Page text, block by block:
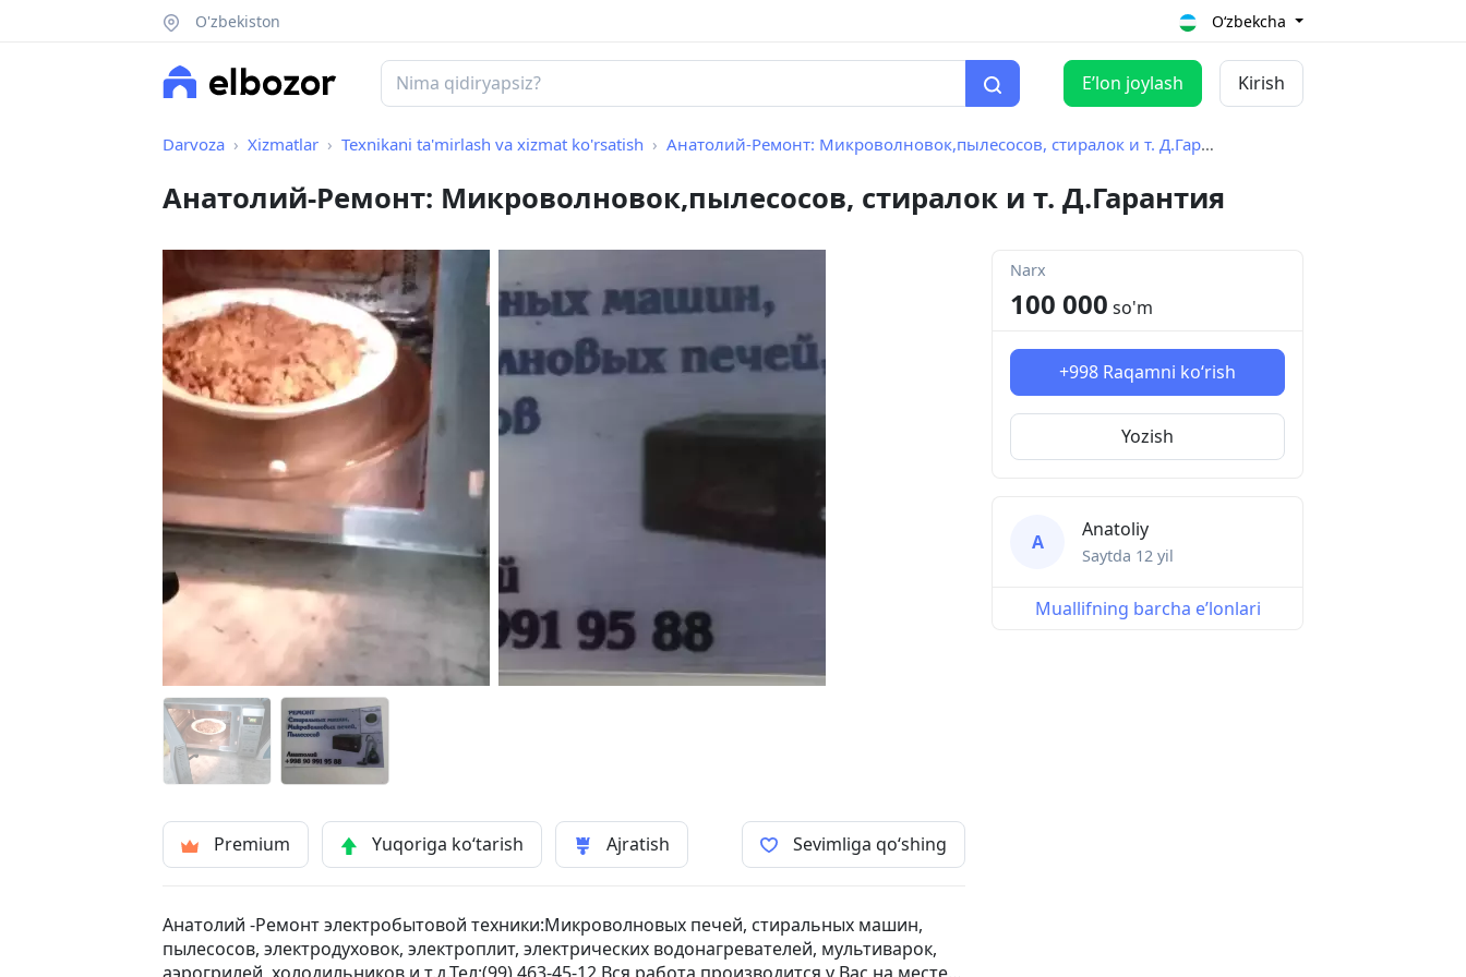
O'zbekiston O‘zbekcha
Eʼlon joylash Kirish
Darvoza Xizmatlar Texnikani ta'mirlash va xizmat ko'rsatish Анатолий-Ремонт: Микроволновок,пылесосов, стиралок и т. Д.Гарантия
Анатолий-Ремонт: Микроволновок,пылесосов, стиралок и т. Д.Гарантия
Premium Yuqoriga ko‘tarish Ajratish Sevimliga qo‘shing
Анатолий -Ремонт электробытовой техники:Микроволновых печей, стиральных машин,
пылесосов, электродуховок, электроплит, электрических водонагревателей, мультиварок,
Narx
100 000 so'm
+998 Raqamni ko‘rish
Yozish
A
Anatoliy
Saytda 12 yil
Muallifning barcha eʼlonlari